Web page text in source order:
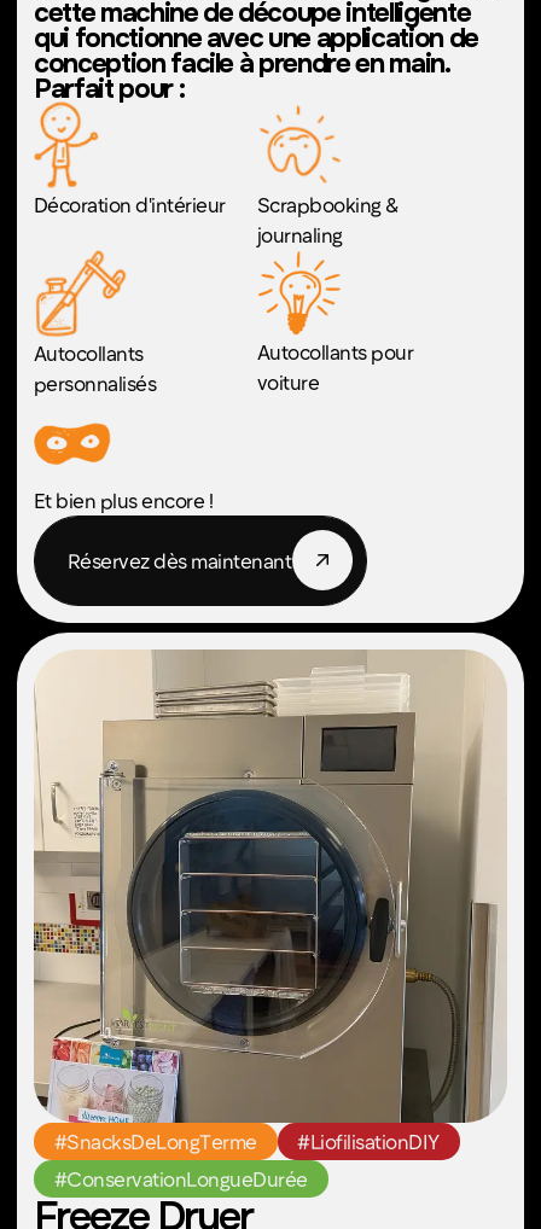
Réparer des appareils
électroniques cassés au
lieu de les remplacer.
Concevoir des circuits,
des projets LEDet des
appareils intelligents.
Contrôleurs et claviers
Mod
Restaurer de vieilles
radios, amplificateurs et
projets musicaux
Robotique et projet
Arduino
Réservez dès maintenant
#Couture #Crochet #Tricot
Machines à coudre
À la fois pratiques et créatives, les
machines à coudre offrent des
possibilités d'apprentissage, de
développement des compétences et
d'exploration !
Idéal pour :
Création de tenues
personnalisées
Couture de rideaux,
d'oreillers et de chemins
Cadeaux faits main,
vêtements pour bébés
et couettes
Réparaison et recyclage